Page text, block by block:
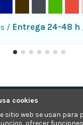
/ Entrega 24-48 h
cookies
sitio web se usan para
ofrecer